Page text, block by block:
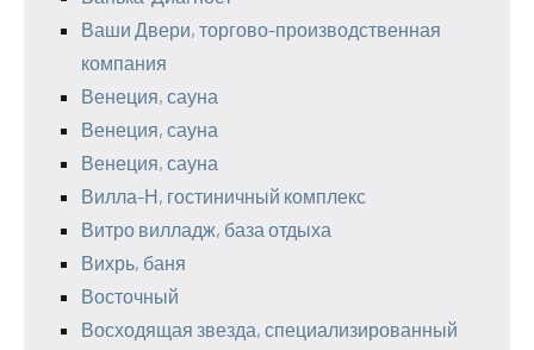
Ваши Двери, торгово-производственная
компания
Венеция, сауна
Венеция, сауна
Венеция, сауна
Вилла-Н, гостиничный комплекс
Витро вилладж, база отдыха
Вихрь, баня
Восточный
Восходящая звезда, специализированный